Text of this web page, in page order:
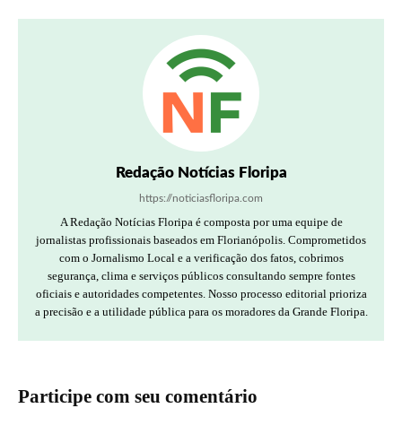
Redação Notícias Floripa
https://noticiasfloripa.com
A Redação Notícias Floripa é composta por uma equipe de
jornalistas profissionais baseados em Florianópolis. Comprometidos
com o Jornalismo Local e a verificação dos fatos, cobrimos
segurança, clima e serviços públicos consultando sempre fontes
oficiais e autoridades competentes. Nosso processo editorial prioriza
a precisão e a utilidade pública para os moradores da Grande Floripa.
Participe com seu comentário